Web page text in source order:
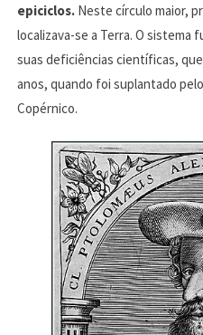
epiciclos. Neste círculo maior,
localizava-se a Terra. O sistema
suas deficiências científicas,
anos, quando foi suplantado
Copérnico.